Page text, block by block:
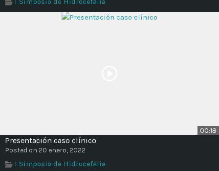
00:18
Presentación caso clínico
Posted on 20 enero, 2022
I Simposio de Hidrocefalia